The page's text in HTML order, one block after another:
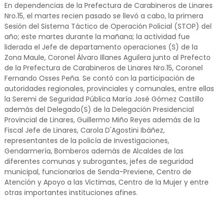
En dependencias de la Prefectura de Carabineros de Linares
Nro.15, el martes recien pasado se llevó a cabo, la primera
Sesión del Sistema Táctico de Operación Policial (STOP) del
año; este martes durante la mañana; la actividad fue
liderada el Jefe de departamento operaciones (S) de la
Zona Maule, Coronel Álvaro Illanes Aguilera junto al Prefecto
de la Prefectura de Carabineros de Linares Nro.15, Coronel
Fernando Osses Peña. Se contó con la participación de
autoridades regionales, provinciales y comunales, entre ellas
la Seremi de Seguridad Pública María José Gómez Castillo
además del Delegado(S) de la Delegación Presidencial
Provincial de Linares, Guillermo Miño Reyes además de la
Fiscal Jefe de Linares, Carola D'Agostini Ibáñez,
representantes de la policía de Investigaciones,
Gendarmería, Bomberos además de Alcaldes de las
diferentes comunas y subrogantes, jefes de seguridad
municipal, funcionarios de Senda-Previene, Centro de
Atención y Apoyo a las Victimas, Centro de la Mujer y entre
otras importantes instituciones afines.